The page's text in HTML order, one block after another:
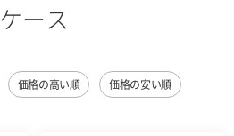
ケース
価格の高い順 価格の安い順